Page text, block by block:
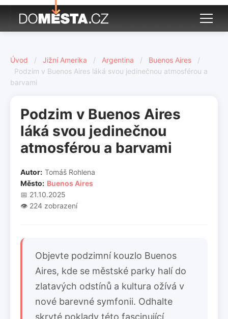
Úvod / Jižní Amerika / Argentina / Buenos Aires
/
Podzim v Buenos Aires láká svou jedinečnou atmosférou a
barvami
Podzim v Buenos Aires
láká svou jedinečnou
atmosférou a barvami
Autor: Tomáš Rohlena
Město: Buenos Aires
📅 21.10.2025
👁️ 224 zobrazení
Objevte podzimní kouzlo Buenos
Aires, kde se městské parky halí do
zlatavých odstínů a kultura ožívá v
nové barevné symfonii. Odhalte
skryté poklady této fascinující